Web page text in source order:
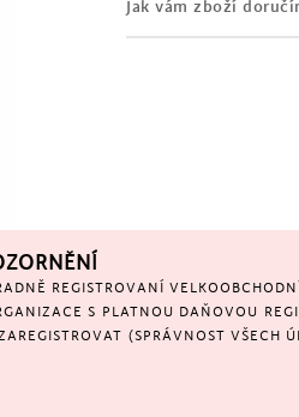
Jak vám zboží
REGISTROVANÍ
S PLATNOU DAŇOVOU
(SPRÁVNOST VŠECH